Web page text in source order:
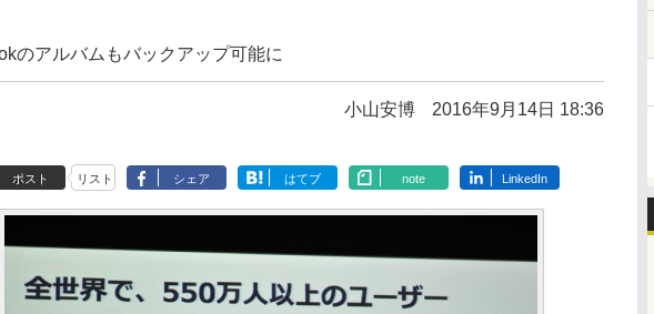
のアルバムもバックアップ可能に
小山安博 2016年9月14日 18:36
ポスト リスト シェア はてブ note LinkedIn